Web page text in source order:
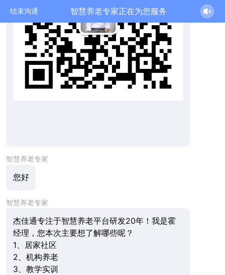
结束沟通 智慧养老专家正在为您服务
智慧养老专家
您好
智慧养老专家
杰佳通专注于智慧养老平台研发20年！我是霍
经理，您本次主要想了解哪些呢？
1、居家社区
2、机构养老
3、教学实训